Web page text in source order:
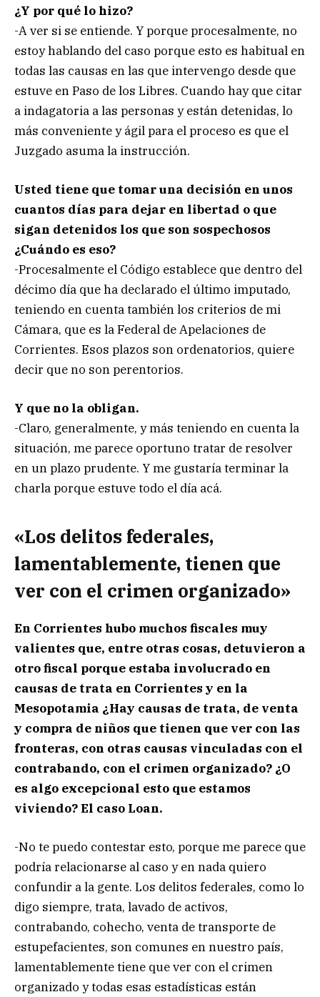
¿Y por qué lo hizo?
-A ver si se entiende. Y porque procesalmente, no
estoy hablando del caso porque esto es habitual en
todas las causas en las que intervengo desde que
estuve en Paso de los Libres. Cuando hay que citar
a indagatoria a las personas y están detenidas, lo
más conveniente y ágil para el proceso es que el
Juzgado asuma la instrucción.
Usted tiene que tomar una decisión en unos
cuantos días para dejar en libertad o que
sigan detenidos los que son sospechosos
¿Cuándo es eso?
-Procesalmente el Código establece que dentro del
décimo día que ha declarado el último imputado,
teniendo en cuenta también los criterios de mi
Cámara, que es la Federal de Apelaciones de
Corrientes. Esos plazos son ordenatorios, quiere
decir que no son perentorios.
Y que no la obligan.
-Claro, generalmente, y más teniendo en cuenta la
situación, me parece oportuno tratar de resolver
en un plazo prudente. Y me gustaría terminar la
charla porque estuve todo el día acá.
«Los delitos federales,
lamentablemente, tienen que
ver con el crimen organizado»
En Corrientes hubo muchos fiscales muy
valientes que, entre otras cosas, detuvieron a
otro fiscal porque estaba involucrado en
causas de trata en Corrientes y en la
Mesopotamia ¿Hay causas de trata, de venta
y compra de niños que tienen que ver con las
fronteras, con otras causas vinculadas con el
contrabando, con el crimen organizado? ¿O
es algo excepcional esto que estamos
viviendo? El caso Loan.
-No te puedo contestar esto, porque me parece que
podría relacionarse al caso y en nada quiero
confundir a la gente. Los delitos federales, como lo
digo siempre, trata, lavado de activos,
contrabando, cohecho, venta de transporte de
estupefacientes, son comunes en nuestro país,
lamentablemente tiene que ver con el crimen
organizado y todas esas estadísticas están